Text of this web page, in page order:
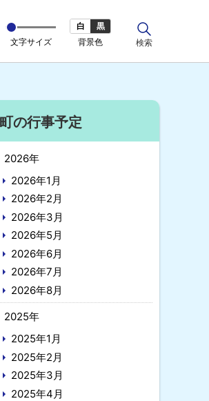
文字サイズ 背景色
白 黒
ト
検索
町の行事予定
2026年
2026年1月
2026年2月
2026年3月
2026年5月
2026年6月
2026年7月
2026年8月
2025年
2025年1月
2025年2月
2025年3月
2025年4月